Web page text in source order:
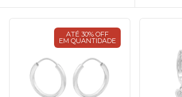
ATÉ 30% OFF
EM QUANTIDADE